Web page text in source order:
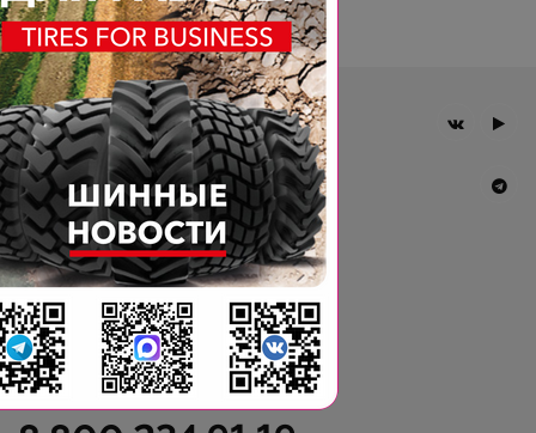
Главная
Компания
Шины BKT
Новости
Статьи
Контакты
Гарантия